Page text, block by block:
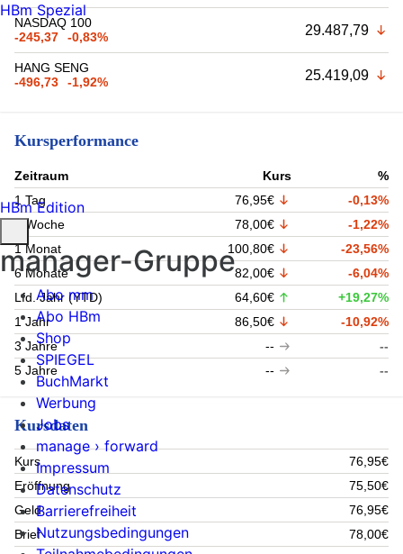
NASDAQ 100
-245,37
-0,83% 29.487,79
HANG SENG
-496,73
-1,92% 25.419,09
Kursperformance
Zeitraum Kurs
%
1 Tag
76,95€
-0,13%
1 Woche
78,00€
-1,22%
1 Monat
100,80€
-23,56%
6 Monate
82,00€
-6,04%
Lfd. Jahr (YTD)
64,60€
+19,27%
1 Jahr
86,50€
-10,92%
3 Jahre
--
--
5 Jahre
-- --
Kursdaten
Kurs
76,95€
Eröffnung
75,50€
Geld
76,95€
Brief
78,00€
HBm Spezial
HBm Edition
manager-Gruppe
Abo mm
Abo HBm
Shop
SPIEGEL
BuchMarkt
Werbung
Jobs
manage › forward
Impressum
Datenschutz
Barrierefreiheit
Nutzungsbedingungen